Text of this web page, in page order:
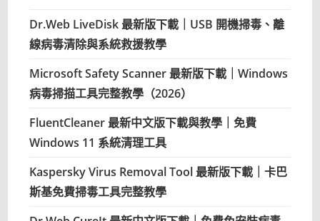
Dr.Web LiveDisk 最新版下載｜USB 開機掃毒、離
線病毒清除與系統救援教學
Microsoft Safety Scanner 最新版下載｜Windows
病毒掃描工具完整教學（2026）
FluentCleaner 最新中文版下載與教學｜免費
Windows 11 系統清理工具
Kaspersky Virus Removal Tool 最新版下載｜卡巴
斯基免費掃毒工具完整教學